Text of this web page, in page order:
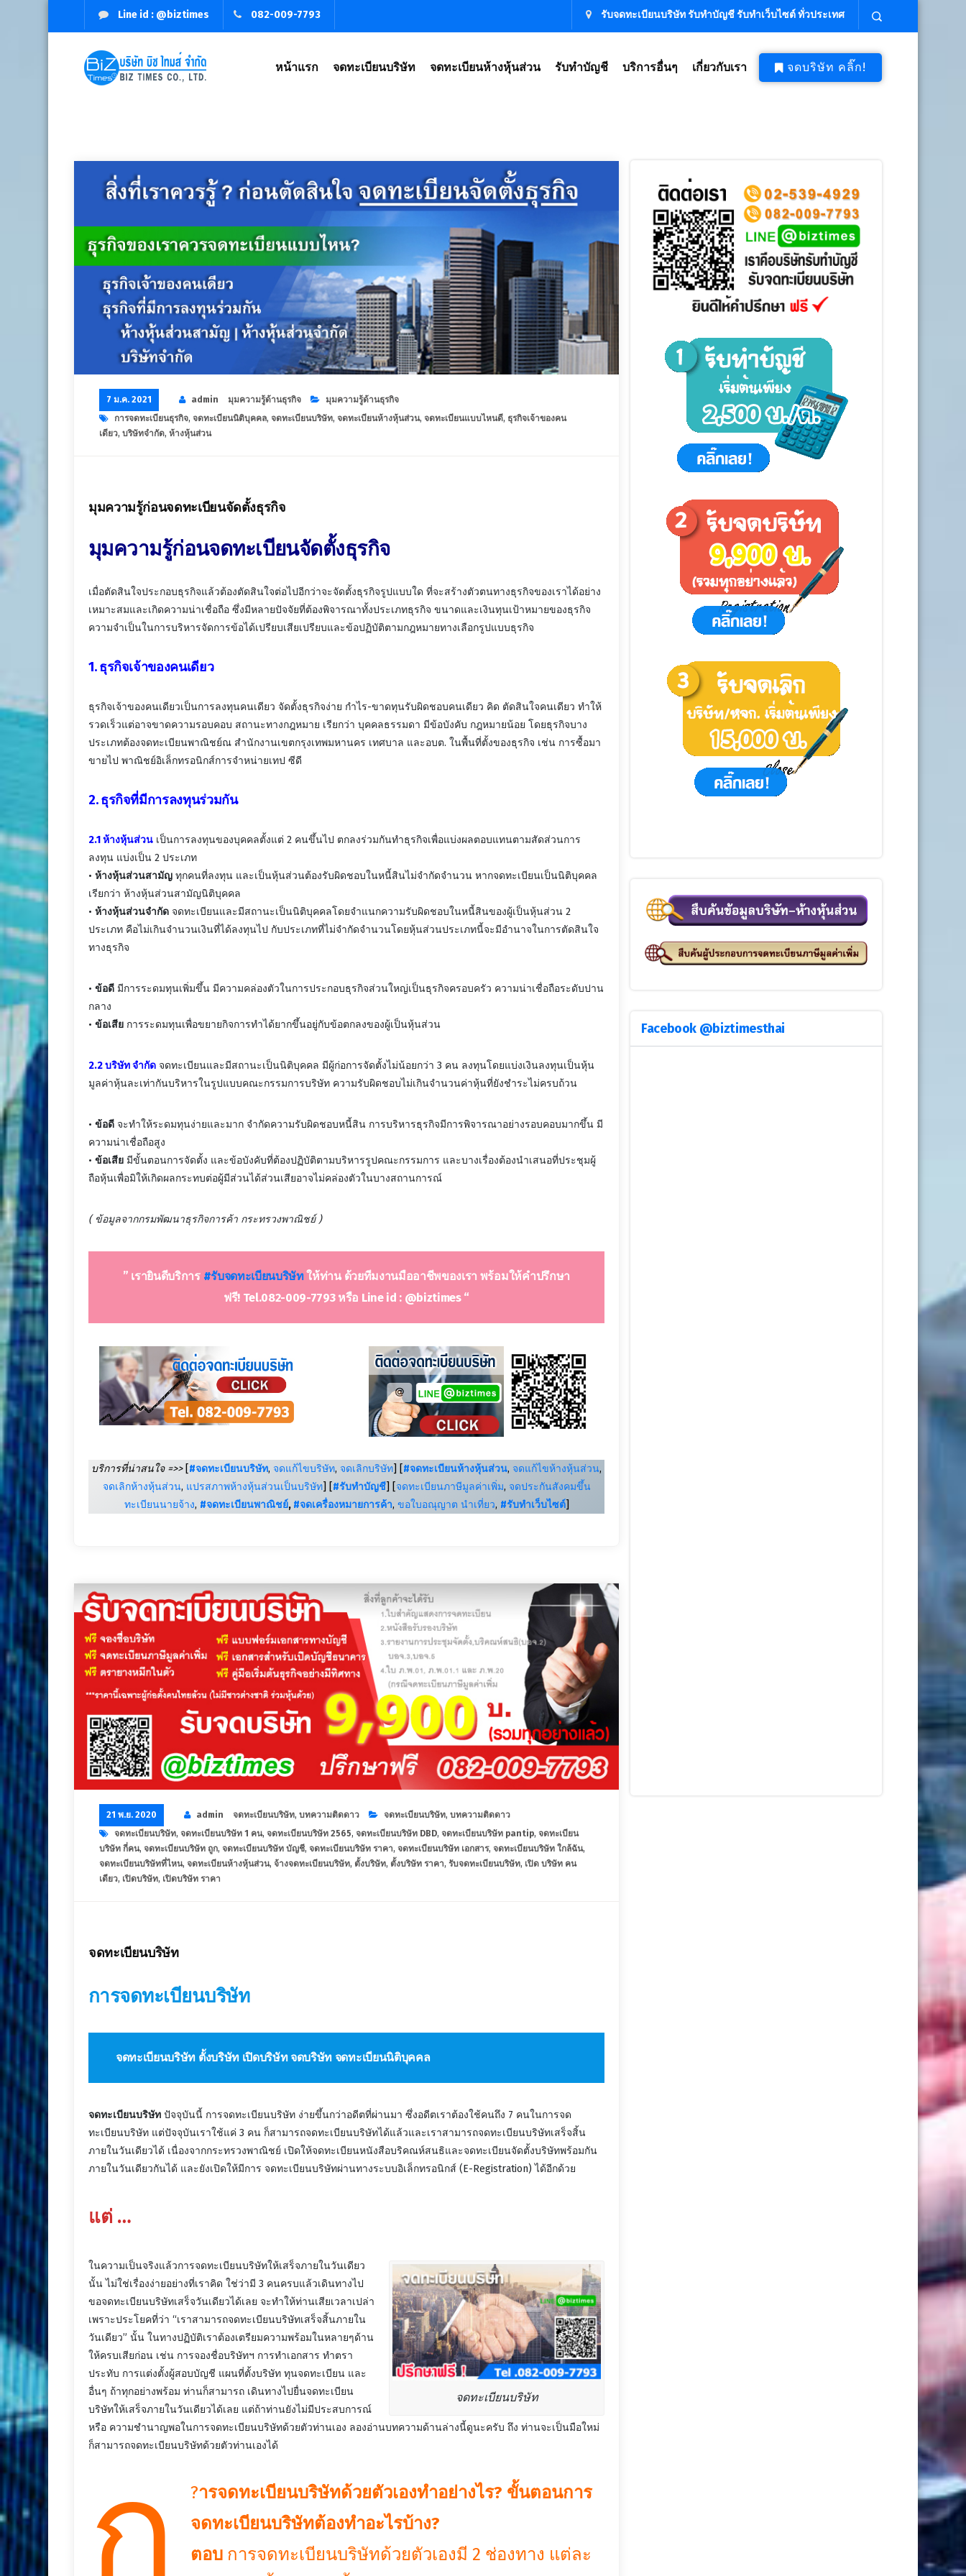
Line id : @biztimes 082-009-7793 รับจดทะเบียนบริษัท รับทำบัญชี รับทำเว็บไซต์ ทั่วประเทศ
หน้าแรก จดทะเบียนบริษัท จดทะเบียนห้างหุ้นส่วน รับทำบัญชี บริการอื่นๆ เกี่ยวกับเรา จดบริษัท คลิ๊ก!
7 ม.ค. 2021 admin มุมความรู้ด้านธุรกิจ
มุมความรู้ด้านธุรกิจ
การจดทะเบียนธุรกิจ, จดทะเบียนนิติบุคคล, จดทะเบียนบริษัท, จดทะเบียนห้างหุ้นส่วน, จดทะเบียนแบบไหนดี, ธุรกิจเจ้าของคน
เดียว, บริษัทจำกัด, ห้างหุ้นส่วน
มุมความรู้ก่อนจดทะเบียนจัดตั้งธุรกิจ
มุมความรู้ก่อนจดทะเบียนจัดตั้งธุรกิจ
เมื่อตัดสินใจประกอบธุรกิจแล้วต้องตัดสินใจต่อไปอีกว่าจะจัดตั้งธุรกิจรูปแบบใด ที่จะสร้างตัวตนทางธุรกิจของเราได้อย่าง
เหมาะสมและเกิดความน่าเชื่อถือ ซึ่งมีหลายปัจจัยที่ต้องพิจารณาทั้งประเภทธุรกิจ ขนาดและเงินทุนเป้าหมายของธุรกิจ
ความจำเป็นในการบริหารจัดการข้อได้เปรียบเสียเปรียบและข้อปฏิบัติตามกฎหมายทางเลือกรูปแบบธุรกิจ
1. ธุรกิจเจ้าของคนเดียว
ธุรกิจเจ้าของคนเดียวเป็นการลงทุนคนเดียว จัดตั้งธุรกิจง่าย กำไร-ขาดทุนรับผิดชอบคนเดียว คิด ตัดสินใจคนเดียว ทำให้
รวดเร็วแต่อาจขาดความรอบคอบ สถานะทางกฎหมาย เรียกว่า บุคคลธรรมดา มีข้อบังคับ กฎหมายน้อย โดยธุรกิจบาง
ประเภทต้องจดทะเบียนพาณิชย์ณ สำนักงานเขตกรุงเทพมหานคร เทศบาล และอบต. ในพื้นที่ตั้งของธุรกิจ เช่น การซื้อมา
ขายไป พาณิชย์อิเล็กทรอนิกส์การจำหน่ายเทป ซีดี
2. ธุรกิจที่มีการลงทุนร่วมกัน
2.1 ห้างหุ้นส่วน เป็นการลงทุนของบุคคลตั้งแต่ 2 คนขึ้นไป ตกลงร่วมกันทำธุรกิจเพื่อแบ่งผลตอบแทนตามสัดส่วนการ
ลงทุน แบ่งเป็น 2 ประเภท
• ห้างหุ้นส่วนสามัญ ทุกคนที่ลงทุน และเป็นหุ้นส่วนต้องรับผิดชอบในหนี้สินไม่จำกัดจำนวน หากจดทะเบียนเป็นนิติบุคคล
เรียกว่า ห้างหุ้นส่วนสามัญนิติบุคคล
• ห้างหุ้นส่วนจำกัด จดทะเบียนและมีสถานะเป็นนิติบุคคลโดยจำแนกความรับผิดชอบในหนี้สินของผู้เป็นหุ้นส่วน 2
ประเภท คือไม่เกินจำนวนเงินที่ได้ลงทุนไป กับประเภทที่ไม่จำกัดจำนวนโดยหุ้นส่วนประเภทนี้จะมีอำนาจในการตัดสินใจ
ทางธุรกิจ
• ข้อดี มีการระดมทุนเพิ่มขึ้น มีความคล่องตัวในการประกอบธุรกิจส่วนใหญ่เป็นธุรกิจครอบครัว ความน่าเชื่อถือระดับปาน
กลาง
• ข้อเสีย การระดมทุนเพื่อขยายกิจการทำได้ยากขึ้นอยู่กับข้อตกลงของผู้เป็นหุ้นส่วน
2.2 บริษัท จำกัด จดทะเบียนและมีสถานะเป็นนิติบุคคล มีผู้ก่อการจัดตั้งไม่น้อยกว่า 3 คน ลงทุนโดยแบ่งเงินลงทุนเป็นหุ้น
มูลค่าหุ้นละเท่ากันบริหารในรูปแบบคณะกรรมการบริษัท ความรับผิดชอบไม่เกินจำนวนค่าหุ้นที่ยังชำระไม่ครบถ้วน
• ข้อดี จะทำให้ระดมทุนง่ายและมาก จำกัดความรับผิดชอบหนี้สิน การบริหารธุรกิจมีการพิจารณาอย่างรอบคอบมากขึ้น มี
ความน่าเชื่อถือสูง
• ข้อเสีย มีขั้นตอนการจัดตั้ง และข้อบังคับที่ต้องปฏิบัติตามบริหารรูปคณะกรรมการ และบางเรื่องต้องนำเสนอที่ประชุมผู้
ถือหุ้นเพื่อมิให้เกิดผลกระทบต่อผู้มีส่วนได้ส่วนเสียอาจไม่คล่องตัวในบางสถานการณ์
( ข้อมูลจากกรมพัฒนาธุรกิจการค้า กระทรวงพาณิชย์ )
” เรายินดีบริการ #รับจดทะเบียนบริษัทให้ท่าน ด้วยทีมงานมืออาชีพของเรา พร้อมให้คำปรึกษา
ฟรี! Tel.082-009-7793 หรือ Line id : @biztimes “
บริการที่น่าสนใจ =>>[#จดทะเบียนบริษัท, จดแก้ไขบริษัท, จดเลิกบริษัท] [#จดทะเบียนห้างหุ้นส่วน, จดแก้ไขห้างหุ้นส่วน,
จดเลิกห้างหุ้นส่วน, แปรสภาพห้างหุ้นส่วนเป็นบริษัท] [#รับทำบัญชี] [จดทะเบียนภาษีมูลค่าเพิ่ม, จดประกันสังคมขึ้น
ทะเบียนนายจ้าง, #จดทะเบียนพาณิชย์, #จดเครื่องหมายการค้า, ขอใบอณุญาต นำเที่ยว, #รับทำเว็บไซต์]
21 พ.ย. 2020 admin จดทะเบียนบริษัท, บทความติดดาว จดทะเบียนบริษัท, บทความติดดาว
จดทะเบียนบริษัท, จดทะเบียนบริษัท 1 คน, จดทะเบียนบริษัท 2565, จดทะเบียนบริษัท DBD, จดทะเบียนบริษัท pantip, จดทะเบียน
บริษัท กี่คน, จดทะเบียนบริษัท ถูก, จดทะเบียนบริษัท บัญชี, จดทะเบียนบริษัท ราคา, จดทะเบียนบริษัท เอกสาร, จดทะเบียนบริษัท ใกล้ฉัน,
จดทะเบียนบริษัทที่ไหน, จดทะเบียนห้างหุ้นส่วน, จ้างจดทะเบียนบริษัท, ตั้งบริษัท, ตั้งบริษัท ราคา, รับจดทะเบียนบริษัท, เปิด บริษัท คน
เดียว, เปิดบริษัท, เปิดบริษัท ราคา
จดทะเบียนบริษัท
การจดทะเบียนบริษัท
จดทะเบียนบริษัท ตั้งบริษัท เปิดบริษัท จดบริษัท จดทะเบียนนิติบุคคล
จดทะเบียนบริษัท ปัจจุบันนี้ การจดทะเบียนบริษัท ง่ายขึ้นกว่าอดีตที่ผ่านมา ซึ่งอดีตเราต้องใช้คนถึง 7 คนในการจด
ทะเบียนบริษัท แต่ปัจจุบันเราใช้แค่ 3 คน ก็สามารถจดทะเบียนบริษัทได้แล้วและเราสามารถจดทะเบียนบริษัทเสร็จสิ้น
ภายในวันเดียวได้ เนื่องจากกระทรวงพาณิชย์ เปิดให้จดทะเบียนหนังสือบริคณห์สนธิและจดทะเบียนจัดตั้งบริษัทพร้อมกัน
ภายในวันเดียวกันได้ และยังเปิดให้มีการ จดทะเบียนบริษัทผ่านทางระบบอิเล็กทรอนิกส์ (E-Registration) ได้อีกด้วย
แต่ …
จดทะเบียนบริษัท
ในความเป็นจริงแล้วการจดทะเบียนบริษัทให้เสร็จภายในวันเดียว
นั้น ไม่ใช่เรื่องง่ายอย่างที่เราคิด ใช่ว่ามี 3 คนครบแล้วเดินทางไป
ขอจดทะเบียนบริษัทเสร็จวันเดียวได้เลย จะทำให้ท่านเสียเวลาเปล่า
เพราะประโยคที่ว่า “เราสามารถจดทะเบียนบริษัทเสร็จสิ้นภายใน
วันเดียว” นั้น ในทางปฏิบัติเราต้องเตรียมความพร้อมในหลายๆด้าน
ให้ครบเสียก่อน เช่น การจองชื่อบริษัทฯ การทำเอกสาร ทำตรา
ประทับ การแต่งตั้งผู้สอบบัญชี แผนที่ตั้งบริษัท ทุนจดทะเบียน และ
อื่นๆ ถ้าทุกอย่างพร้อม ท่านก็สามารถ เดินทางไปยื่นจดทะเบียน
บริษัทให้เสร็จภายในวันเดียวได้เลย แต่ถ้าท่านยังไม่มีประสบการณ์
หรือ ความชำนาญพอในการจดทะเบียนบริษัทด้วยตัวท่านเอง ลองอ่านบทความด้านล่างนี้ดูนะครับ ถึง ท่านจะเป็นมือใหม่
ก็สามารถจดทะเบียนบริษัทด้วยตัวท่านเองได้
?
ก ารจดทะเบียนบริษัทด้วยตัวเองทำอย่างไร? ขั้นตอนการ
จดทะเบียนบริษัทต้องทำอะไรบ้าง?
ตอบ การจดทะเบียนบริษัทด้วยตัวเองมี 2 ช่องทาง แต่ละ
Facebook @biztimesthai